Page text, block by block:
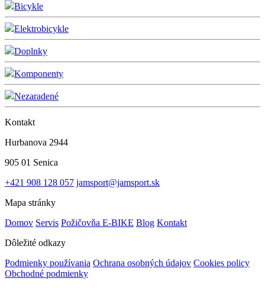
Bicykle
Elektrobicykle
Doplnky
Komponenty
Nezaradené
Kontakt
Hurbanova 2944
905 01 Senica
+421 908 128 057 jamsport@jamsport.sk
Mapa stránky
Domov Servis Požičovňa E-BIKE Blog Kontakt
Dôležité odkazy
Podmienky používania Ochrana osobných údajov Cookies policy
Obchodné podmienky